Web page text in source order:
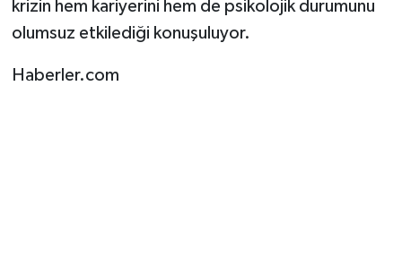
krizin hem kariyerini hem de psikolojik durumunu
olumsuz etkilediği konuşuluyor.
Haberler.com